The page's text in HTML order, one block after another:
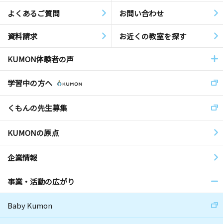
よくあるご質問 お問い合わせ
資料請求 お近くの教室を探す
KUMON体験者の声
学習中の方へ
くもんの先生募集
KUMONの原点
企業情報
事業・活動の広がり
Baby Kumon